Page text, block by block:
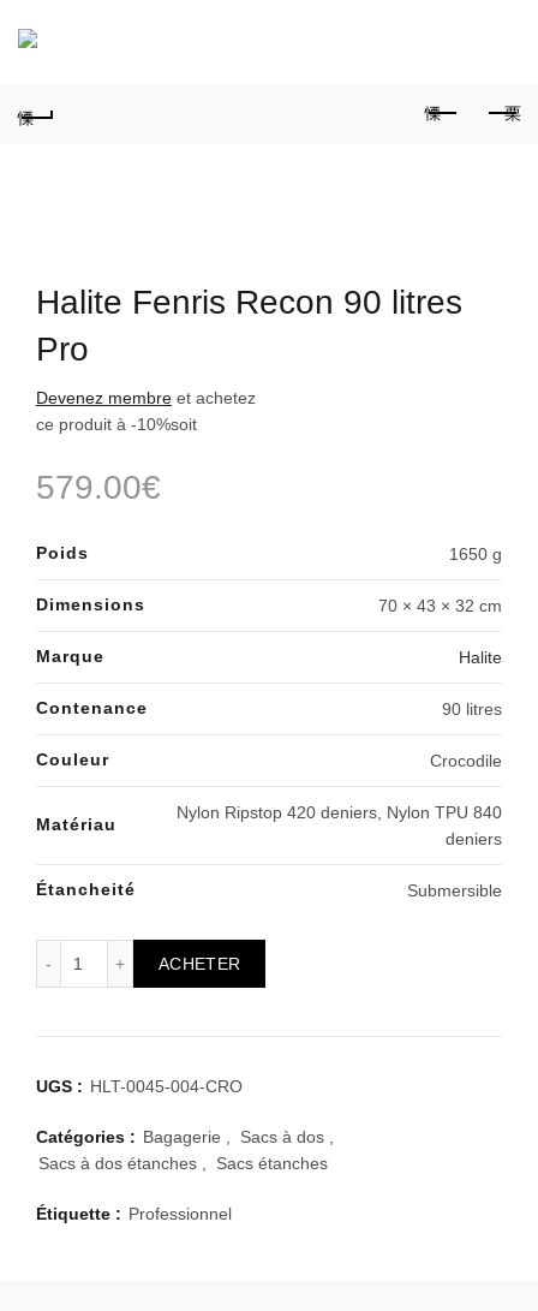
Halite Fenris Recon 90 litres
Pro
Devenez membre et achetez
ce produit à -10%soit
579.00€
Poids 1650 g
Dimensions 70 × 43 × 32 cm
Marque Halite
Contenance 90 litres
Couleur Crocodile
Matériau
Nylon Ripstop 420 deniers, Nylon TPU 840
deniers
Étancheité Submersible
ACHETER
UGS : HLT-0045-004-CRO
Catégories : Bagagerie Sacs à dos
Sacs à dos étanches
Sacs étanches
Étiquette : Professionnel